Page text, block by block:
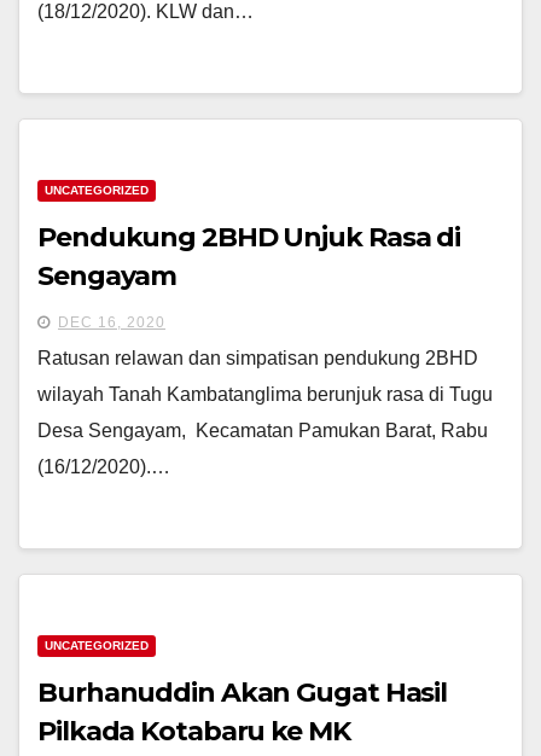
(18/12/2020). KLW dan…
UNCATEGORIZED
Pendukung 2BHD Unjuk Rasa di
Sengayam
DEC 16, 2020
Ratusan relawan dan simpatisan pendukung 2BHD
wilayah Tanah Kambatanglima berunjuk rasa di Tugu
Desa Sengayam, Kecamatan Pamukan Barat, Rabu
(16/12/2020).…
UNCATEGORIZED
Burhanuddin Akan Gugat Hasil
Pilkada Kotabaru ke MK